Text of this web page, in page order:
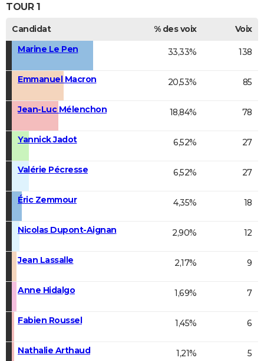
TOUR 1
Candidat % des voix
Voix
Marine Le Pen
33,33% 138
Emmanuel Macron 20,53% 85
Jean-Luc Mélenchon 18,84% 78
Yannick Jadot 6,52% 27
Valérie Pécresse 6,52% 27
Éric Zemmour 4,35% 18
Nicolas Dupont-Aignan 2,90% 12
Jean Lassalle 2,17% 9
Anne Hidalgo 1,69% 7
Fabien Roussel 1,45% 6
Nathalie Arthaud 1,21% 5